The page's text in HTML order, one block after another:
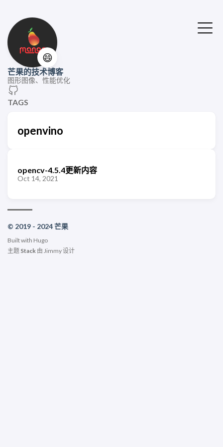
😄
芒果的技术博客
图形图像、性能优化
TAGS
openvino
opencv-4.5.4更新内容
Oct 14, 2021
© 2019 - 2024 芒果
Built with Hugo
主题 Stack 由 Jimmy设计